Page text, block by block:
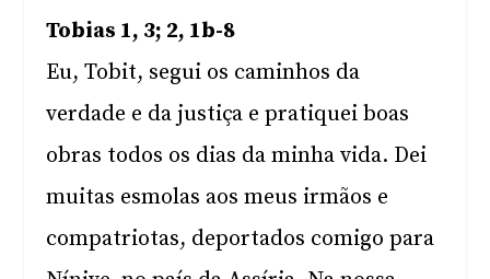
Tobias 1, 3; 2, 1b-8
Eu, Tobit, segui os caminhos da
verdade e da justiça e pratiquei boas
obras todos os dias da minha vida. Dei
muitas esmolas aos meus irmãos e
compatriotas, deportados comigo para